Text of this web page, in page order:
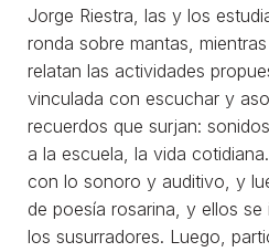
Jorge Riestra, las y los
ronda sobre mantas,
relatan las actividades
vinculada con escuchar y
recuerdos que surjan:
a la escuela, la vida
con lo sonoro y auditivo, y
de poesía rosarina, y ellos
los susurradores. Luego,